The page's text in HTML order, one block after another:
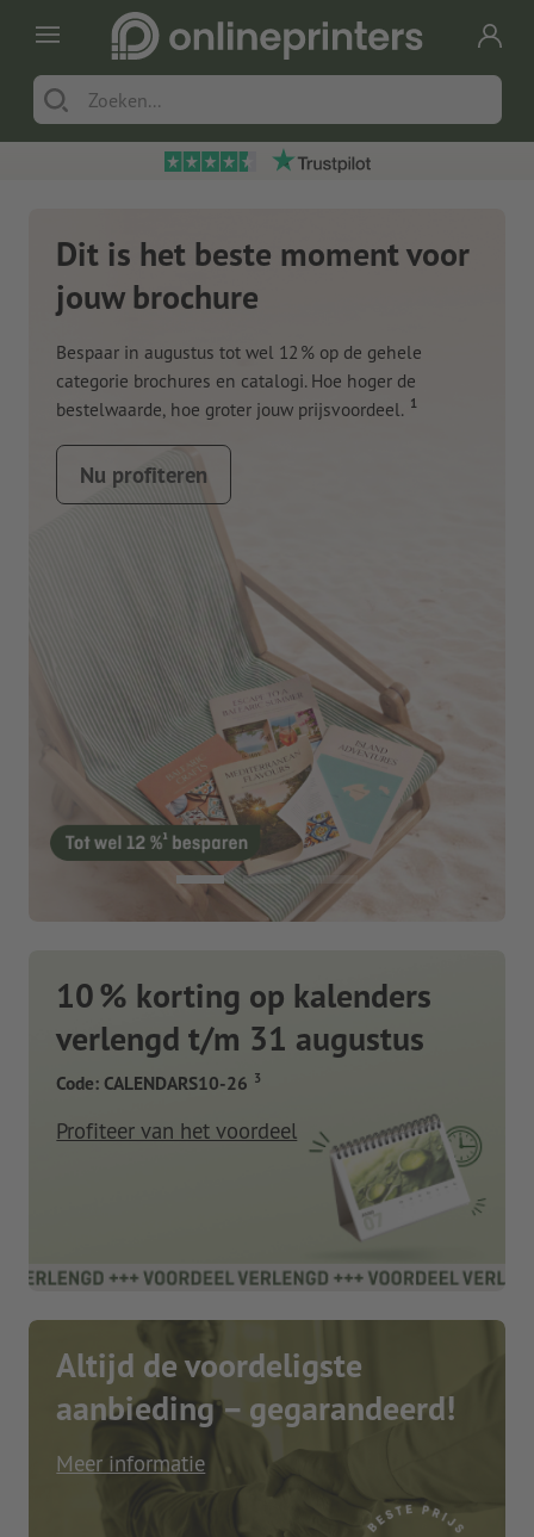
Dit is het beste moment voor
jouw brochure
Bespaar in augustus tot wel 12 % op de gehele
categorie brochures en catalogi. Hoe hoger de
bestelwaarde, hoe groter jouw prijsvoordeel. 1
Nu profiteren
10 % korting op kalenders
verlengd t/m 31 augustus
Code: CALENDARS10-26 3
Profiteer van het voordeel
Altijd de voordeligste
aanbieding – gegarandeerd!
Meer informatie